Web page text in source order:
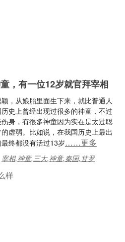
，有一位12岁就官拜宰相
，从娘胎里面生下来，就比普通人
史上曾经出现过很多的神童，不过
身，有很多神童因为实在是太过聪
虚弱。比如说，在我国历史上最出
终都没有活过13岁……更多
宰相,神童,三大,神童,秦国,甘罗